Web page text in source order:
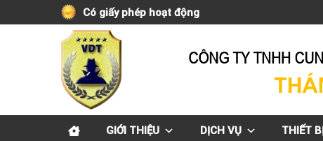
to
Có giấy phép hoạt động
GIỚI THIỆU DỊCH VỤ THIẾT